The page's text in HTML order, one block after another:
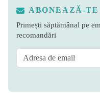
ABONEAZĂ-
Primești săptămânal pe
recomandări